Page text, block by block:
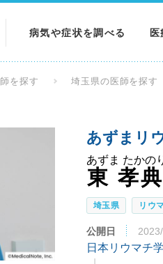
病気や症状を調べる
検査を調べる
医
を探す 埼玉県の医師を探す
あずまリ
東 孝典
あずま たかの
埼玉県 リウ
公開日
日本リウマチ